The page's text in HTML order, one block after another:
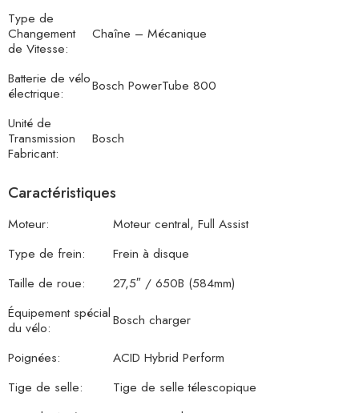
Type de
Changement
de Vitesse:
Chaîne – Mécanique
Batterie de vélo
électrique:
Bosch PowerTube 800
Unité de
Transmission
Fabricant:
Bosch
Caractéristiques
Moteur:
Moteur central, Full Assist
Type de frein:
Frein à disque
Taille de roue:
27,5″ / 650B (584mm)
Équipement spécial
du vélo:
Bosch charger
Poignées:
ACID Hybrid Perform
Tige de selle:
Tige de selle télescopique